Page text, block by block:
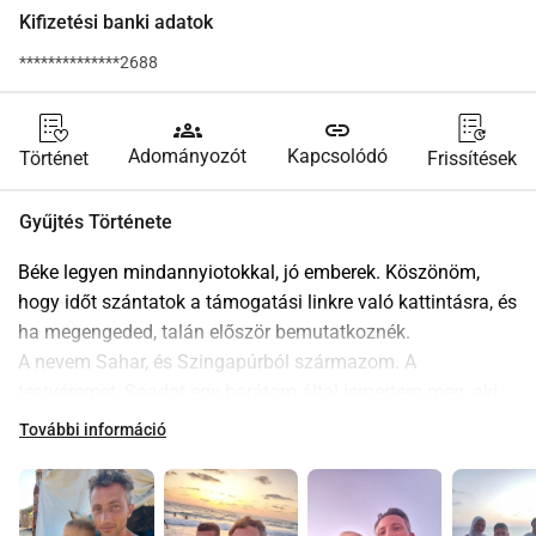
Kifizetési banki adatok
**************2688
Történet
groups
Adományozót
link
Kapcsolódó Frissítések
Gyűjtés Története
Béke legyen mindannyiotokkal, jó emberek. Köszönöm,
hogy időt szántatok a támogatási linkre való kattintásra, és
ha megengeded, talán először bemutatkoznék.
A nevem Sahar, és Szingapúrból származom. A
szintén segít néhány családnak Gazában. Az ő története
segítsek neki, és ő kedvesen megkért, hogy segítsek
létrehozni ezt a támogatási kampányt, hogy túlélhesse ezt
További információ